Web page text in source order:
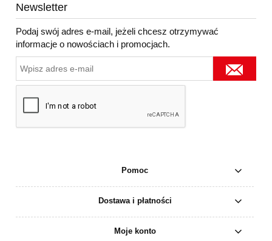
Newsletter
Podaj swój adres e-mail, jeżeli chcesz otrzymywać
informacje o nowościach i promocjach.
Pomoc
Dostawa i płatności
Moje konto